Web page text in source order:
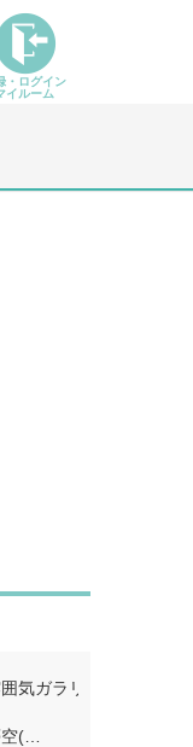
囲気ガラリのイメチェ
(…
・ログイン
イルーム